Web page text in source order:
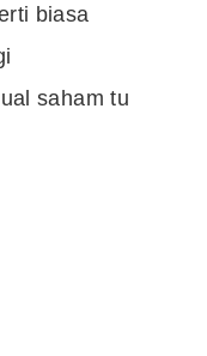
biasa
saham tu